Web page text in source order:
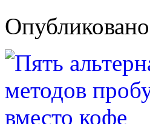
Опубликовано